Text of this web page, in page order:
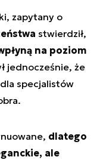
zapytany o
stwierdził,
na poziom
jednocześnie, że
specjalistów
dlatego
ale